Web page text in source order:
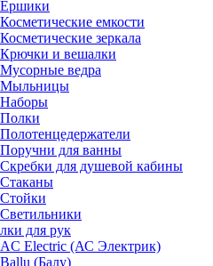
Ершики
Косметические емкости
Косметические зеркала
Крючки и вешалки
Мусорные ведра
Мыльницы
Наборы
Полки
Полотенцедержатели
Поручни для ванны
Скребки для душевой кабины
Стаканы
Стойки
Светильники
для рук
AC Electric (АС Электрик)
Ballu (Балу)